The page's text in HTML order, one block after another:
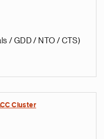
/ GDD / NTO / CTS)
Cluster